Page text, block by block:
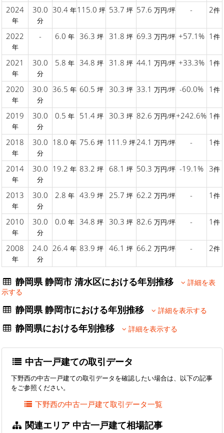
2024
年
30.0
分
30.4 年115.0 坪 53.7 坪 57.6 万円/坪 - 2件
2022
年
- 6.0 年 36.3 坪 31.8 坪 69.3 万円/坪 +57.1% 1 件
2021
年
30.0
分
5.8 年 34.8 坪 31.8 坪 44.1 万円/坪 +33.3% 1 件
2020
年
30.0
分
36.5 年 60.5 坪 30.3 坪 33.1 万円/坪 -60.0% 1 件
2019
年
30.0
分
0.5 年 51.4 坪 30.3 坪 82.6 万円/坪+242.6% 1 件
2018
年
30.0
分
18.0 年 75.6 坪 111.9 坪24.1 万円/坪 - 1 件
2014
年
30.0
分
19.2 年 83.2 坪 68.1 坪 50.3 万円/坪 -19.1% 3件
2013
年
30.0
分
2.8 年 43.9 坪 25.7 坪 62.2 万円/坪 - 1 件
2010
年
30.0
分
0.0 年 34.8 坪 30.3 坪 82.6 万円/坪 - 1 件
2008
年
24.0
分
26.4 年 83.9 坪 46.1 坪 66.2 万円/坪 - 2件
静岡県 静岡市 清水区における年別推移
詳細を表
示する
静岡県 静岡市における年別推移 詳細を表示する
静岡県における年別推移 詳細を表示する
中古一戸建ての取引データ
下野西の中古一戸建ての取引データを確認したい場合は、以下の記事
をご参照ください。
下野西の中古一戸建て取引データ一覧
関連エリア 中古一戸建て相場記事